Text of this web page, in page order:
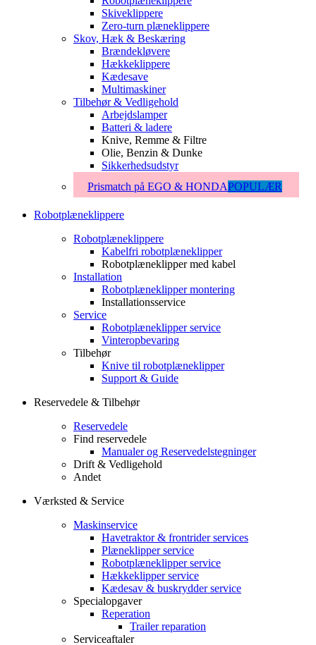
Skiveklippere
Zero-turn plæneklippere
Skov, Hæk & Beskæring
Brændekløvere
Hækkeklippere
Kædesave
Multimaskiner
Tilbehør & Vedligehold
Arbejdslamper
Batteri & ladere
Knive, Remme & Filtre
Olie, Benzin & Dunke
Sikkerhedsudstyr
Prismatch på EGO & HONDAPOPULÆR
Robotplæneklippere
Robotplæneklippere
Kabelfri robotplæneklipper
Robotplæneklipper med kabel
Installation
Robotplæneklipper montering
Installationsservice
Service
Robotplæneklipper service
Vinteropbevaring
Tilbehør
Knive til robotplæneklipper
Support & Guide
Reservedele & Tilbehør
Reservedele
Find reservedele
Manualer og Reservedelstegninger
Drift & Vedligehold
Andet
Værksted & Service
Maskinservice
Havetraktor & frontrider services
Plæneklipper service
Robotplæneklipper service
Hækkeklipper service
Kædesav & buskrydder service
Specialopgaver
Reperation
Trailer reparation
Serviceaftaler